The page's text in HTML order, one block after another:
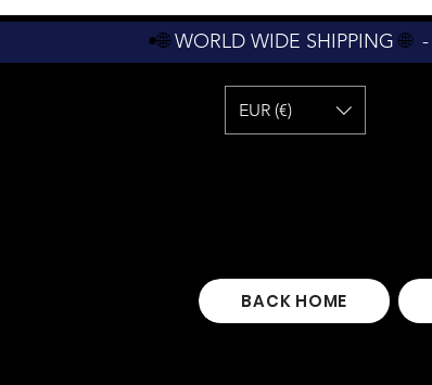
•🌐WORLD WIDE SHIPPING🌐 -
EUR (€)
BACK HOME